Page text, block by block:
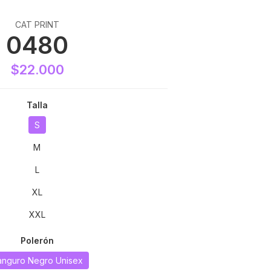
CAT PRINT
0480
$22.000
Talla
S
M
L
XL
XXL
Polerón
Negro Unisex